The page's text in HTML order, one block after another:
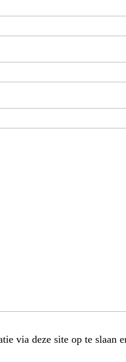
via deze site op te slaan